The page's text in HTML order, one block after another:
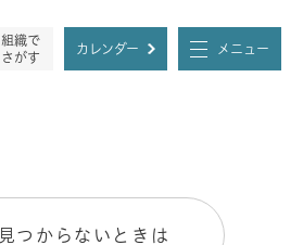
組織で
さがす
カレンダー メニュー
見つからないときは